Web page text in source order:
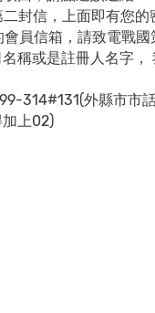
封信，上面即有您的
員信箱，請致電戰
稱或是註冊人名字，
314#131(外縣市市
上02)